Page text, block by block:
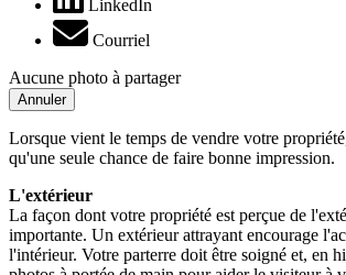
LinkedIn
Courriel
Aucune photo à partager
Annuler
Lorsque vient le temps de vendre votre
qu'une seule chance de faire bonne impression.
L'extérieur
La façon dont votre propriété est perçue de
importante. Un extérieur attrayant encourage
l'intérieur. Votre parterre doit être soigné et, en